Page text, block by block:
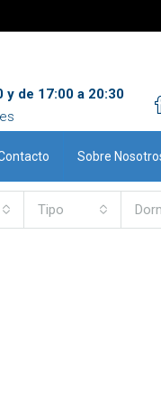
y de 17:00 a 20:30
Sobre
Tipo